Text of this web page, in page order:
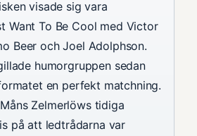
visade sig vara
Want To Be Cool med Victor
Beer och Joel Adolphson.
humorgruppen sedan
en perfekt matchning.
Zelmerlöws tidiga
på att ledtrådarna var